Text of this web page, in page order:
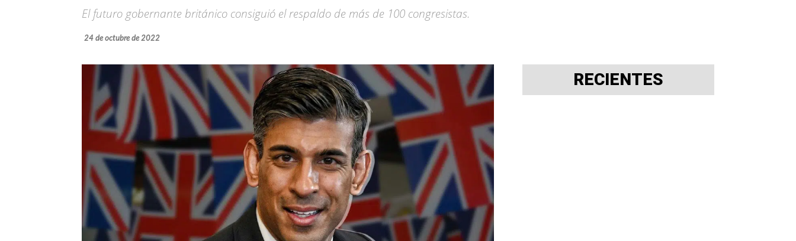
El futuro gobernante británico consiguió el respaldo de más de 100 congresistas.
24 de octubre de 2022
RECIENTES